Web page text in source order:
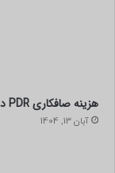
هزینه صافکاری PDR در تهران چقدر است؟
آبان 13, 1404